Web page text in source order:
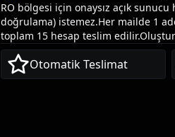
RO bölgesi için onaysız açık sunucu
doğrulama) istemez.Her mailde 1
toplam 15 hesap teslim
Gameforge sistemleri üzerinden,
şekilde oluşturulmaktadır.Piyasada
yöntemlerden farklıdır; satın
Otomatik Teslimat